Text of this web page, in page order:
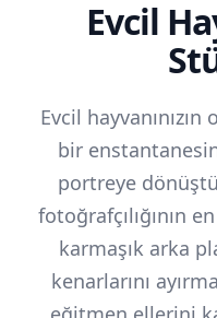
Evcil
Evcil
bir
portreye
fotoğrafçılığının
karmaşık arka
kenarlarını